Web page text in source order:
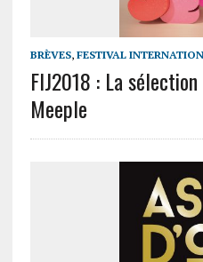
BRÈVES, FESTIVAL
FIJ2018 : La
Meeple